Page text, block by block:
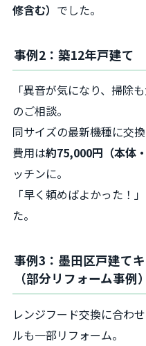
修含む） でした。
事例2：築12年戸建て
「異音が気になり、掃除
のご相談。
同サイズの最新機種に交
費用は約75,000円（本体・
ッチンに。
「早く頼めばよかった！
た。
事例3：墨田区戸建て
（部分リフォーム事例）
レンジフード交換に合わ
ルも一部リフォーム。